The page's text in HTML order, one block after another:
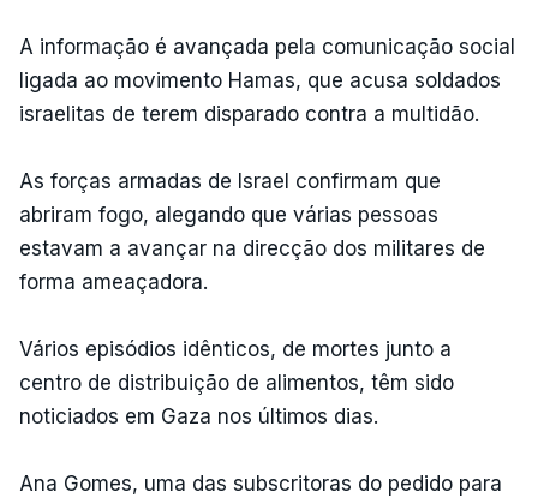
A informação é avançada pela comunicação social
ligada ao movimento Hamas, que acusa soldados
israelitas de terem disparado contra a multidão.
As forças armadas de Israel confirmam que
abriram fogo, alegando que várias pessoas
estavam a avançar na direcção dos militares de
forma ameaçadora.
Vários episódios idênticos, de mortes junto a
centro de distribuição de alimentos, têm sido
noticiados em Gaza nos últimos dias.
Ana Gomes, uma das subscritoras do pedido para